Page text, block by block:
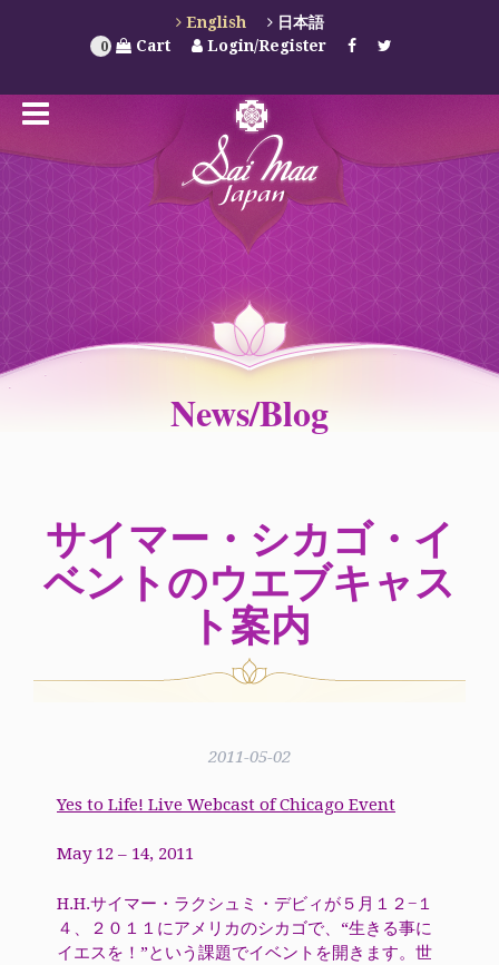
English 日本語
0 Cart Login/Register
News/Blog
サイマー・シカゴ・イ
ベントのウエブキャス
ト案内
2011-05-02
Yes to Life! Live Webcast of Chicago Event
May 12 – 14, 2011
H.H.サイマー・ラクシュミ・デビィが５月１２−１
４、２０１１にアメリカのシカゴで、“生きる事に
イエスを！”という課題でイベントを開きます。世